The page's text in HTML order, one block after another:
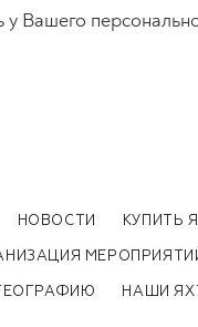
Вашего
НОВОСТИ КУПИТЬ
НАШИ